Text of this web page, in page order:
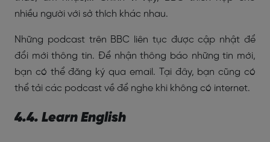
nhiều người với sở thích khác nhau.
Những podcast trên BBC liên tục được cập nhật để
đổi mới thông tin. Để nhận thông báo những tin mới,
bạn có thể đăng ký qua email. Tại đây, bạn cũng có
thể tải các podcast về để nghe khi không có internet.
4.4. Learn English